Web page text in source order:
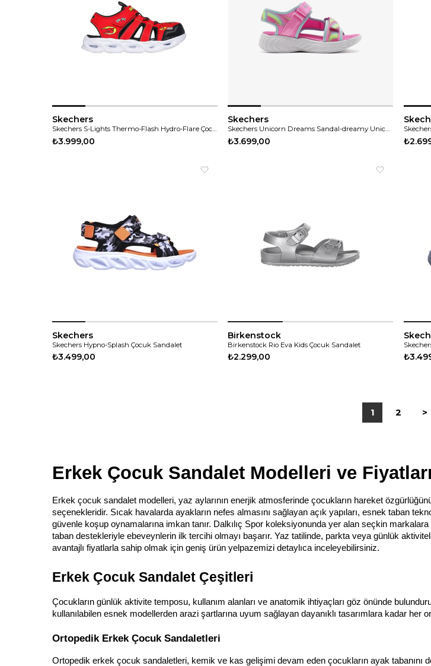
Skechers
Skechers S-Lights Thermo-Flash Hydro-Flare Çocuk Sandalet
₺3.999,00
Skechers
Skechers Unicorn Dreams Sandal-dreamy Unicorns Çocuk Sandalet
₺3.699,00
Skechers
Skechers Hypno-Splash Çocuk Sandalet
₺3.499,00
Birkenstock
Birkenstock Rio Eva Kids Çocuk Sandalet
₺2.299,00
1 2 >
Erkek Çocuk Sandalet Modelleri ve Fiyatları
Erkek çocuk sandalet modelleri, yaz aylarının enerjik atmosferinde çocukların hareket
seçenekleridir. Sıcak havalarda ayakların nefes almasını sağlayan açık yapıları, esnek taban
güvenle koşup oynamalarına imkan tanır. Dalkılıç Spor koleksiyonunda yer alan seçkin
taban destekleriyle ebeveynlerin ilk tercihi olmayı başarır. Yaz tatilinde, parkta veya günlük
avantajlı fiyatlarla sahip olmak için geniş ürün yelpazemizi detaylıca inceleyebilirsiniz.
Erkek Çocuk Sandalet Çeşitleri
Çocukların günlük aktivite temposu, kullanım alanları ve anatomik ihtiyaçları göz önünde
kullanılabilen esnek modellerden arazi şartlarına uyum sağlayan dayanıklı tasarımlara kadar her
Ortopedik Erkek Çocuk Sandaletleri
Ortopedik erkek çocuk sandaletleri, kemik ve kas gelişimi devam eden çocukların ayak tabanını